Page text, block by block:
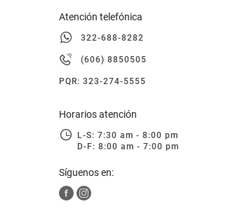
otros
hogar
moda
deportes
Atención telefónica
322-688-8282
(606) 8850505
PQR: 323-274-5555
Horarios atención
L-S: 7:30 am - 8:00 pm
D-F: 8:00 am - 7:00 pm
Síguenos en: